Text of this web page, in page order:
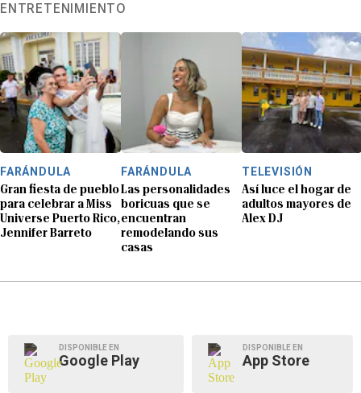
ENTRETENIMIENTO
FARÁNDULA
Gran fiesta de pueblo
para celebrar a Miss
Universe Puerto Rico,
Jennifer Barreto
FARÁNDULA
Las personalidades
boricuas que se
encuentran
remodelando sus
casas
TELEVISIÓN
Así luce el hogar de
adultos mayores de
Alex DJ
DISPONIBLE EN
Google Play
DISPONIBLE EN
App Store